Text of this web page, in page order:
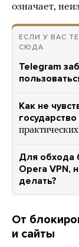
означает,
ЕСЛИ У ВАС
СЮДА
Telegram
Как не
Для обхода
Opera VPN,
делать?
От
и сайты